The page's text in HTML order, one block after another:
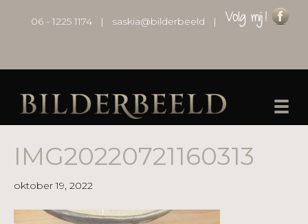
06 - 1225 1174 | saskia@bilderbeeld |
IMG20220721160313
oktober 19, 2022